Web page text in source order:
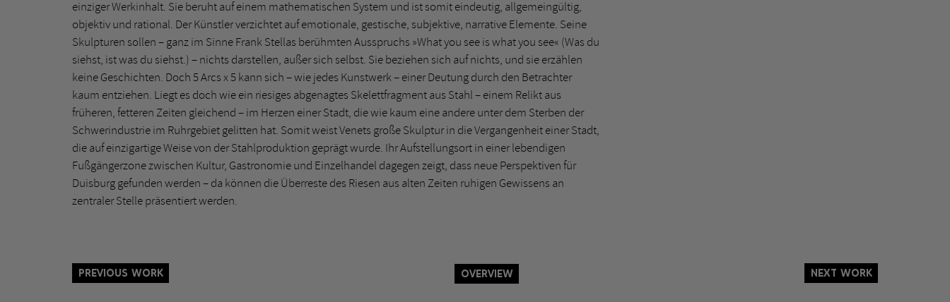
einziger Werkinhalt. Sie beruht auf einem mathematischen System und ist somit eindeutig, allgemeingültig,
objektiv und rational. Der Künstler verzichtet auf emotionale, gestische, subjektive, narrative Elemente. Seine
Skulpturen sollen – ganz im Sinne Frank Stellas berühmten Ausspruchs »What you see is what you see« (Was du
siehst, ist was du siehst.) – nichts darstellen, außer sich selbst. Sie beziehen sich auf nichts, und sie erzählen
keine Geschichten. Doch 5 Arcs x 5 kann sich – wie jedes Kunstwerk – einer Deutung durch den Betrachter
kaum entziehen. Liegt es doch wie ein riesiges abgenagtes Skelettfragment aus Stahl – einem Relikt aus
früheren, fetteren Zeiten gleichend – im Herzen einer Stadt, die wie kaum eine andere unter dem Sterben der
Schwerindustrie im Ruhrgebiet gelitten hat. Somit weist Venets große Skulptur in die Vergangenheit einer Stadt,
die auf einzigartige Weise von der Stahlproduktion geprägt wurde. Ihr Aufstellungsort in einer lebendigen
Fußgängerzone zwischen Kultur, Gastronomie und Einzelhandel dagegen zeigt, dass neue Perspektiven für
Duisburg gefunden werden – da können die Überreste des Riesen aus alten Zeiten ruhigen Gewissens an
zentraler Stelle präsentiert werden.
Previous Work Overview Next Work